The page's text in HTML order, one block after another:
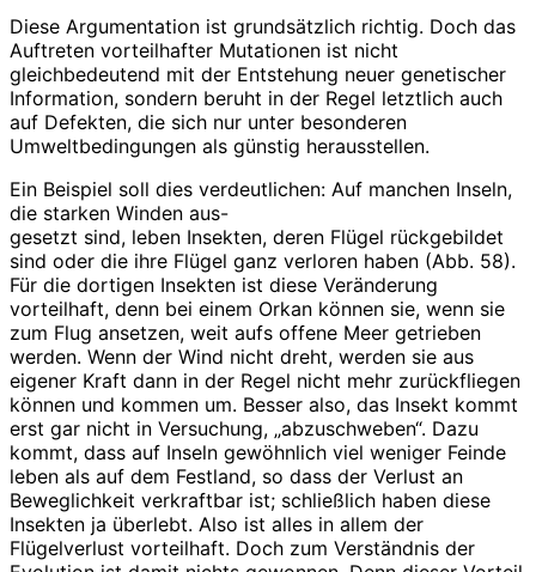
Diese Argumentation ist grundsätzlich richtig. Doch das
Auftreten vorteilhafter Mutationen ist nicht
gleichbedeutend mit der Entstehung neuer genetischer
Information, sondern beruht in der Regel letztlich auch
auf Defekten, die sich nur unter besonderen
Umweltbedingungen als günstig herausstellen.
Ein Beispiel soll dies verdeutlichen: Auf manchen Inseln,
die starken Winden aus-
gesetzt sind, leben Insekten, deren Flügel rückgebildet
sind oder die ihre Flügel ganz verloren haben (Abb. 58).
Für die dortigen Insekten ist diese Veränderung
vorteilhaft, denn bei einem Orkan können sie, wenn sie
zum Flug ansetzen, weit aufs offene Meer getrieben
werden. Wenn der Wind nicht dreht, werden sie aus
eigener Kraft dann in der Regel nicht mehr zurückfliegen
können und kommen um. Besser also, das Insekt kommt
erst gar nicht in Versuchung, „abzuschweben“. Dazu
kommt, dass auf Inseln gewöhnlich viel weniger Feinde
leben als auf dem Festland, so dass der Verlust an
Beweglichkeit verkraftbar ist; schließlich haben diese
Insekten ja überlebt. Also ist alles in allem der
Flügelverlust vorteilhaft. Doch zum Verständnis der